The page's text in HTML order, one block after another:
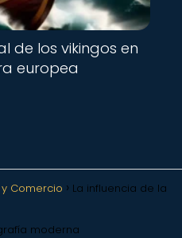
de los vikingos en
europea
Comercio La influencia de la
moderna